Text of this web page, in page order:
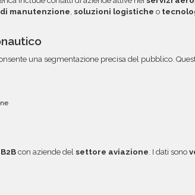
email.
manutenzione soluzioni logistiche o
una segmentazione precisa del pubblico.
con aziende del settore aviazione . I dati sono